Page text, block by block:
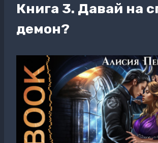
Книга 3. Давай на
демон?